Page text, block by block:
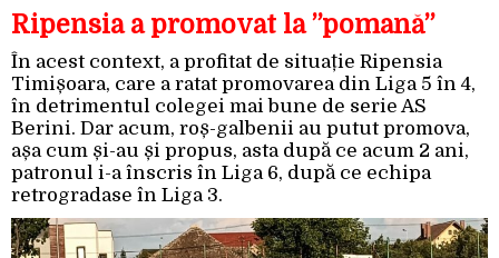
Ripensia a promovat la ”pomană”
În acest context, a profitat de situație Ripensia
Timișoara, care a ratat promovarea din Liga 5 în 4,
în detrimentul colegei mai bune de serie AS
Berini. Dar acum, roș-galbenii au putut promova,
așa cum și-au și propus, asta după ce acum 2 ani,
patronul i-a înscris în Liga 6, după ce echipa
retrogradase în Liga 3.